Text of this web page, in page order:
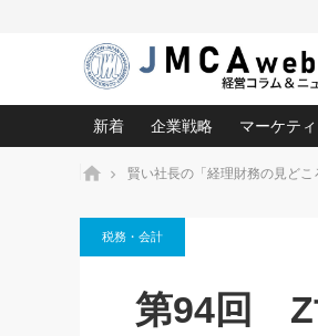
新着 企業戦略
中小企業の「１位づく
利益を最大化する「業
強い会社を築く ビジ
日本レーザー「人を
マーケテ
ロング
ホーム 賢い社長の「経理財務の見どこ
税務・会計
第94回 Z